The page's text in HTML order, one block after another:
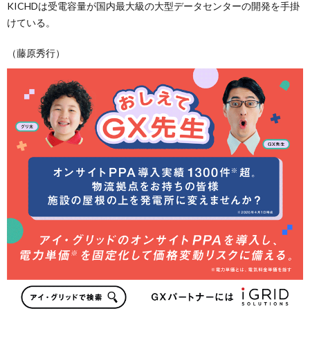
KICHDは受電容量が国内最大級の大型データセンターの開発を手掛
けている。
（藤原秀行）